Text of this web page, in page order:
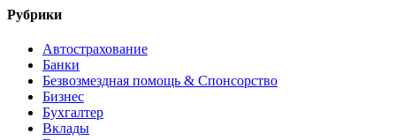
Рубрики
Автострахование
Банки
Безвозмездная помощь & Спонсорство
Бизнес
Бухгалтер
Вклады